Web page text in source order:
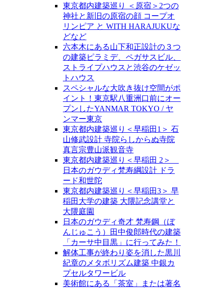
東京都内建築巡り ＜原宿＞2つの
神社と新旧の原宿の顔 コープオ
リンピア と WITH HARAJUKUな
どなど
六本木にある山下和正設計の３つ
の建築ピラミデ、ペガサスビル、
ストライプハウスと渋谷のケゼッ
トハウス
スペシャルな大吹き抜け空間がポ
イント！東京駅八重洲口前にオー
プンしたYANMAR TOKYO / ヤ
ンマー東京
東京都内建築巡り＜早稲田1＞ 石
山修武設計 寺院らしからぬ寺院
真言宗豊山派観音寺
東京都内建築巡り＜早稲田 2＞
日本のガウディ梵寿綱設計 ドラ
ード和世陀
東京都内建築巡り＜早稲田3＞ 早
稲田大学の建築 大隈記念講堂と
大隈庭園
日本のガウディ奇才 梵寿鋼（ぼ
んじゅこう）田中俊郎時代の建築
「カーサ中目黒」に行ってみた！
解体工事が終わり姿を消した黒川
紀章のメタボリズム建築 中銀カ
プセルタワービル
美術館にある「茶室」または著名